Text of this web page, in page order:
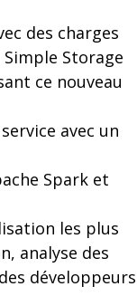
des charges
Storage
ce nouveau
avec un
Spark et
les plus
analyse des
développeurs